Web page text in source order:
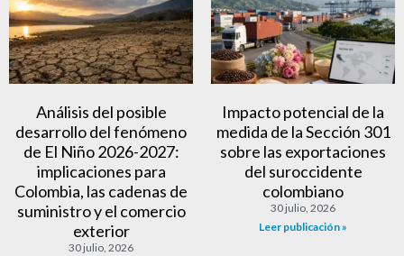
Análisis del posible
desarrollo del fenómeno
de El Niño 2026-2027:
implicaciones para
Colombia, las cadenas de
suministro y el comercio
exterior
30 julio, 2026
Impacto potencial de la
medida de la Sección 301
sobre las exportaciones
del suroccidente
colombiano
30 julio, 2026
Leer publicación »